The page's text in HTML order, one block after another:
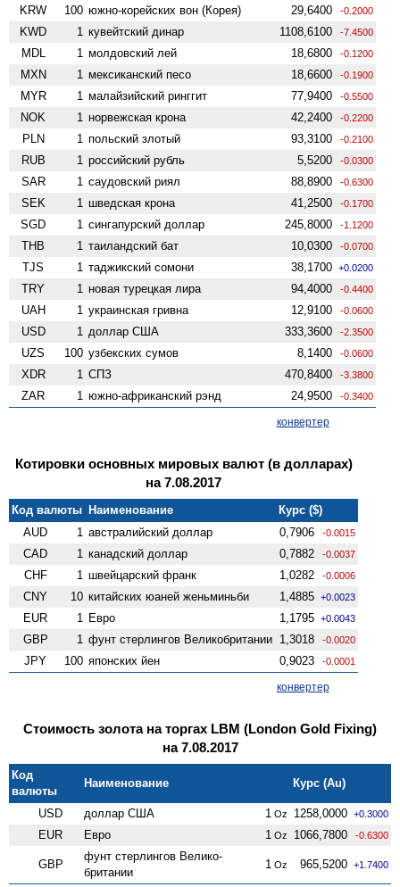
KRW 100 южно-корейских вон (Корея) 29,6400 -0.2000
KWD 1 кувейтский динар 1108,6100 -7.4500
MDL 1 молдовский лей 18,6800 -0.1200
MXN 1 мексиканский песо 18,6600 -0.1900
MYR 1 малайзийский ринггит 77,9400 -0.5500
NOK 1 норвежская крона 42,2400 -0.2200
PLN 1 польский злотый 93,3100 -0.2100
RUB 1 российский рубль 5,5200 -0.0300
SAR 1 саудовский риял 88,8900 -0.6300
SEK 1 шведская крона 41,2500 -0.1700
SGD 1 сингапурский доллар 245,8000 -1.1200
THB 1 таиландский бат 10,0300 -0.0700
TJS 1 таджикский сомони 38,1700 +0.0200
TRY 1 новая турецкая лира 94,4000 -0.4400
UAH 1 украинская гривна 12,9100 -0.0600
USD 1 доллар США 333,3600 -2.3500
UZS 100 узбекских сумов 8,1400 -0.0600
XDR 1 СПЗ 470,8400 -3.3800
ZAR 1 южно-африканский рэнд 24,9500 -0.3400
конвертер
Котировки основных мировых валют (в долларах)
на 7.08.2017
Код валюты Наименование
Курс ($)
AUD
1 австралийский доллар 0,7906 -0.0015
CAD 1 канадский доллар 0,7882 -0.0037
CHF 1 швейцарский франк 1,0282 -0.0006
CNY 10 китайских юаней женьминьби 1,4885 +0.0023
EUR 1 Евро 1,1795 +0.0043
GBP 1 фунт стерлингов Велико­британии 1,3018 -0.0020
JPY 100 японских йен 0,9023 -0.0001
конвертер
Стоимость золота на торгах LBM (London Gold Fixing)
на 7.08.2017
Код
валюты
Наименование Курс (Au)
USD доллар США 1 Oz 1258,0000 +0.3000
EUR Евро 1 Oz 1066,7800 -0.6300
GBP
фунт стерлингов Велико­
британии
1 Oz 965,5200 +1.7400